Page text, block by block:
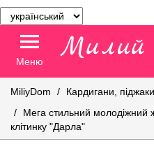
Меню
MiliyDom
Кардигани, піджаки
Мега стильний молодіжний
клітинку "Дарла"